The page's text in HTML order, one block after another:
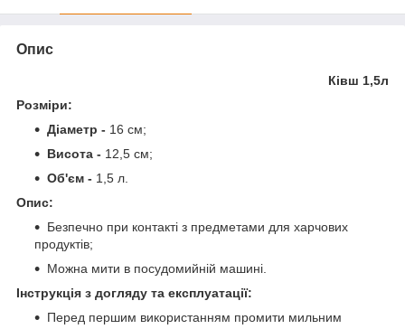
Опис
Ківш 1,5л
Розміри:
Діаметр - 16 см;
Висота - 12,5 см;
Об'єм - 1,5 л.
Опис:
Безпечно при контакті з предметами для харчових
продуктів;
Можна мити в посудомийній машині.
Інструкція з догляду та експлуатації:
Перед першим використанням промити мильним